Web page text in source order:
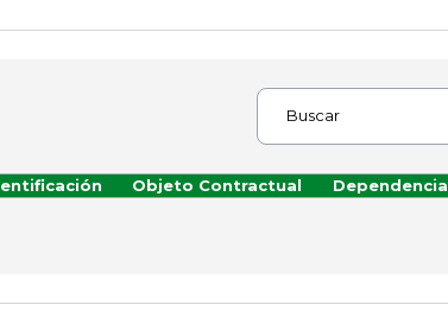
Buscar
Objeto Contractual Dependencia